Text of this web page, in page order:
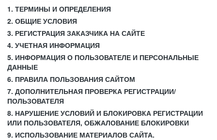
1. ТЕРМИНЫ И ОПРЕДЕЛЕНИЯ
2. ОБЩИЕ УСЛОВИЯ
3. РЕГИСТРАЦИЯ ЗАКАЗЧИКА НА САЙТЕ
4. УЧЕТНАЯ ИНФОРМАЦИЯ
5. ИНФОРМАЦИЯ О ПОЛЬЗОВАТЕЛЕ И ПЕРСОНАЛЬНЫЕ
ДАННЫЕ
6. ПРАВИЛА ПОЛЬЗОВАНИЯ САЙТОМ
7. ДОПОЛНИТЕЛЬНАЯ ПРОВЕРКА РЕГИСТРАЦИИ/
ПОЛЬЗОВАТЕЛЯ
8. НАРУШЕНИЕ УСЛОВИЙ И БЛОКИРОВКА РЕГИСТРАЦИИ
ИЛИ ПОЛЬЗОВАТЕЛЯ, ОБЖАЛОВАНИЕ БЛОКИРОВКИ
9. ИСПОЛЬЗОВАНИЕ МАТЕРИАЛОВ САЙТА.